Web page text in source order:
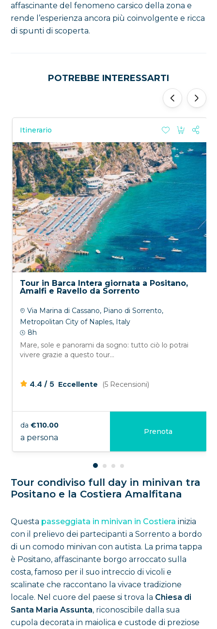
affascinante del fenomeno carsico della zona e
rende l’esperienza ancora più coinvolgente e ricca
di spunti di scoperta.
POTREBBE INTERESSARTI
Itinerario
Tour in Barca Intera giornata a Positano,
Amalfi e Ravello da Sorrento
Via Marina di Cassano, Piano di Sorrento,
Metropolitan City of Naples, Italy
8h
Mare, sole e panorami da sogno: tutto ciò lo potrai
vivere grazie a questo tour...
4.4 / 5 Eccellente (5 Recensioni)
da €110.00
a persona
Prenota
‹ ›
Tour condiviso full day in minivan tra
Positano e la Costiera Amalfitana
Questa passeggiata in minivan in Costiera inizia
con il prelievo dei partecipanti a Sorrento a bordo
di un comodo minivan con autista. La prima tappa
è Positano, affascinante borgo arroccato sulla
costa, famoso per il suo intreccio di vicoli e
scalinate che raccontano la vivace tradizione
locale. Nel cuore del paese si trova la Chiesa di
Santa Maria Assunta, riconoscibile dalla sua
cupola decorata in maiolica e custode di preziose